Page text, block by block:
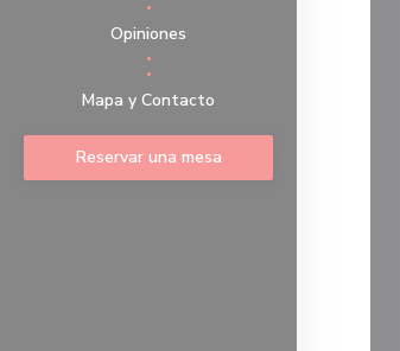
Opiniones
((abre en una nueva ventana))
Mapa y Contacto
Reservar una mesa